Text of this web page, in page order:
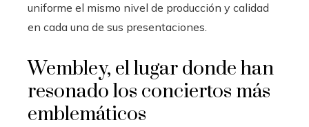
uniforme el mismo nivel de producción y calidad
en cada una de sus presentaciones.
Wembley, el lugar donde han
resonado los conciertos más
emblemáticos